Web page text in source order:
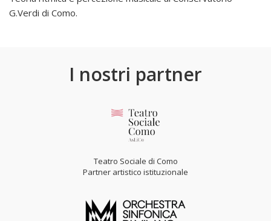
G.Verdi di Como.
I nostri partner
Teatro Sociale di Como
Partner artistico istituzionale